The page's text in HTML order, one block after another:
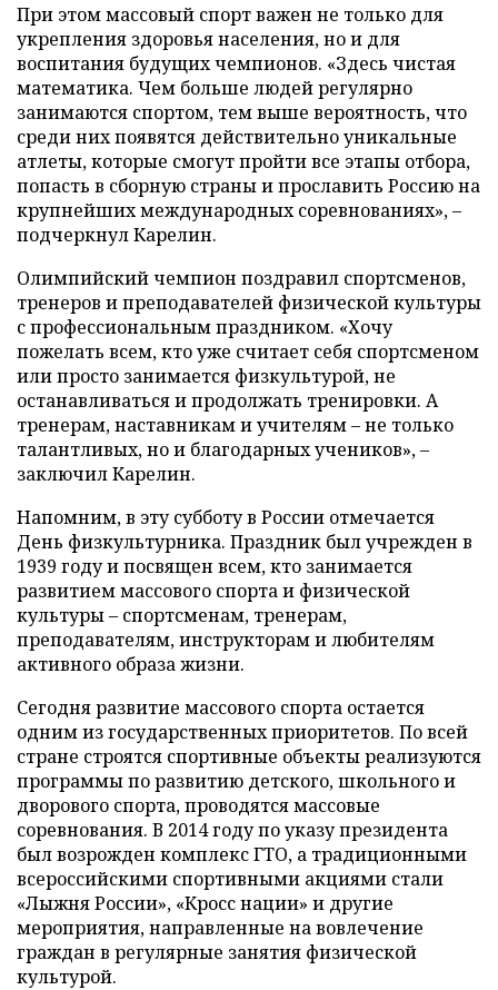
При этом массовый спорт важен не только для
укрепления здоровья населения, но и для
воспитания будущих чемпионов. «Здесь чистая
математика. Чем больше людей регулярно
занимаются спортом, тем выше вероятность, что
среди них появятся действительно уникальные
атлеты, которые смогут пройти все этапы отбора,
попасть в сборную страны и прославить Россию на
крупнейших международных соревнованиях», –
подчеркнул Карелин.
Олимпийский чемпион поздравил спортсменов,
тренеров и преподавателей физической культуры
с профессиональным праздником. «Хочу
пожелать всем, кто уже считает себя спортсменом
или просто занимается физкультурой, не
останавливаться и продолжать тренировки. А
тренерам, наставникам и учителям – не только
талантливых, но и благодарных учеников», –
заключил Карелин.
Напомним, в эту субботу в России отмечается
День физкультурника. Праздник был учрежден в
1939 году и посвящен всем, кто занимается
развитием массового спорта и физической
культуры – спортсменам, тренерам,
преподавателям, инструкторам и любителям
активного образа жизни.
Сегодня развитие массового спорта остается
одним из государственных приоритетов. По всей
стране строятся спортивные объекты реализуются
программы по развитию детского, школьного и
дворового спорта, проводятся массовые
соревнования. В 2014 году по указу президента
был возрожден комплекс ГТО, а традиционными
всероссийскими спортивными акциями стали
«Лыжня России», «Кросс нации» и другие
мероприятия, направленные на вовлечение
граждан в регулярные занятия физической
культурой.